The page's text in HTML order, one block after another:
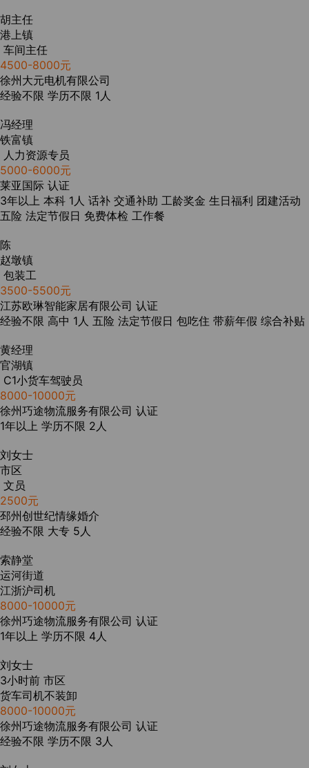
胡主任
港上镇
车间主任
4500-8000元
徐州大元电机有限公司
经验不限 学历不限 1人
冯经理
铁富镇
人力资源专员
5000-6000元
莱亚国际 认证
3年以上 本科 1人 话补 交通补助 工龄奖金 生日福利 团建活动
五险 法定节假日 免费体检 工作餐
陈
赵墩镇
包装工
3500-5500元
江苏欧琳智能家居有限公司 认证
经验不限 高中 1人 五险 法定节假日 包吃住 带薪年假 综合补贴
黄经理
官湖镇
C1小货车驾驶员
8000-10000元
徐州巧途物流服务有限公司 认证
1年以上 学历不限 2人
刘女士
市区
文员
2500元
邳州创世纪情缘婚介
经验不限 大专 5人
索静堂
运河街道
江浙沪司机
8000-10000元
徐州巧途物流服务有限公司 认证
1年以上 学历不限 4人
刘女士
3小时前 市区
货车司机不装卸
8000-10000元
徐州巧途物流服务有限公司 认证
经验不限 学历不限 3人